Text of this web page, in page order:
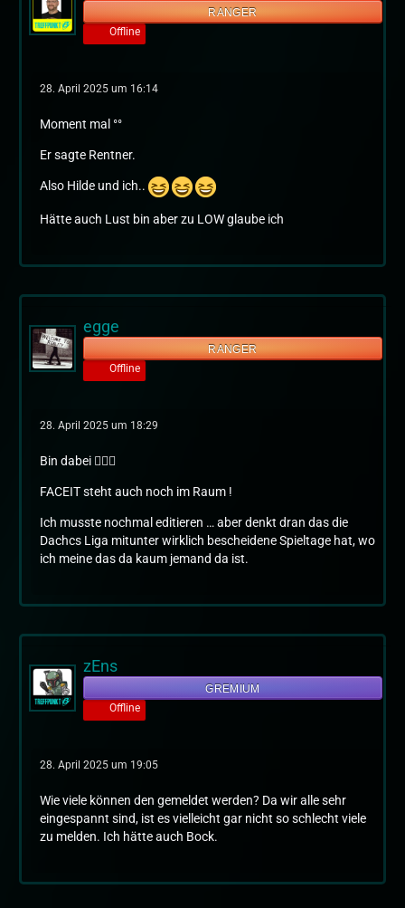
RANGER
Offline
28. April 2025 um 16:14
Moment mal °°
Er sagte Rentner.
Also Hilde und ich..
Hätte auch Lust bin aber zu LOW glaube ich
egge
RANGER
Offline
28. April 2025 um 18:29
Bin dabei 🙋🏻‍♂️
FACEIT steht auch noch im Raum !
Ich musste nochmal editieren … aber denkt dran das die
Dachcs Liga mitunter wirklich bescheidene Spieltage hat, wo
ich meine das da kaum jemand da ist.
zEns
GREMIUM
Offline
28. April 2025 um 19:05
Wie viele können den gemeldet werden? Da wir alle sehr
eingespannt sind, ist es vielleicht gar nicht so schlecht viele
zu melden. Ich hätte auch Bock.